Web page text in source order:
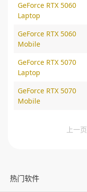
GeForce RTX 5060
Laptop
GeForce RTX 5060
Mobile
GeForce RTX 5070
Laptop
GeForce RTX 5070
Mobile
上一页
热门软件